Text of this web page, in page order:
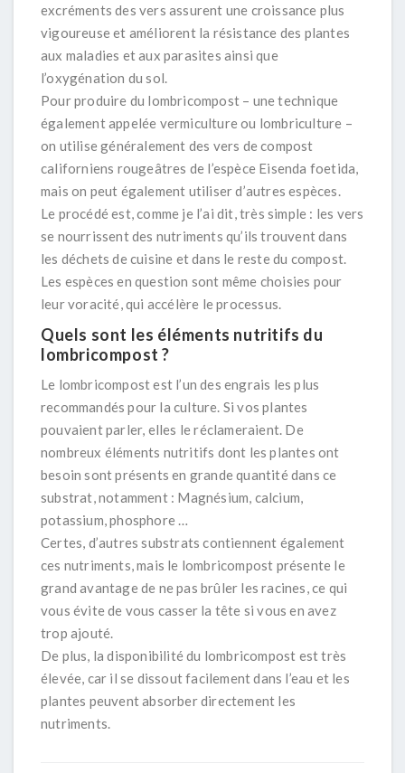
excréments des vers assurent une croissance plus
vigoureuse et améliorent la résistance des plantes
aux maladies et aux parasites ainsi que
l’oxygénation du sol.
Pour produire du lombricompost – une technique
également appelée vermiculture ou lombriculture –
on utilise généralement des vers de compost
californiens rougeâtres de l’espèce Eisenda foetida,
mais on peut également utiliser d’autres espèces.
Le procédé est, comme je l’ai dit, très simple : les vers
se nourrissent des nutriments qu’ils trouvent dans
les déchets de cuisine et dans le reste du compost.
Les espèces en question sont même choisies pour
leur voracité, qui accélère le processus.
Quels sont les éléments nutritifs du
lombricompost ?
Le lombricompost est l’un des engrais les plus
recommandés pour la culture. Si vos plantes
pouvaient parler, elles le réclameraient. De
nombreux éléments nutritifs dont les plantes ont
besoin sont présents en grande quantité dans ce
substrat, notamment : Magnésium, calcium,
potassium, phosphore …
Certes, d’autres substrats contiennent également
ces nutriments, mais le lombricompost présente le
grand avantage de ne pas brûler les racines, ce qui
vous évite de vous casser la tête si vous en avez
trop ajouté.
De plus, la disponibilité du lombricompost est très
élevée, car il se dissout facilement dans l’eau et les
plantes peuvent absorber directement les
nutriments.